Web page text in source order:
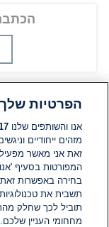
הכתבה
תגובות
אין עדיין
הוסף תגובה
הפרטיות
אנו והשותפים שלנו
מזהים ייחודיים
זאת אני מאשר
המפורטות בסעיף
בחירה באפשרות
תשבית את
תוביל לכך שחלק
מחחומי העניין